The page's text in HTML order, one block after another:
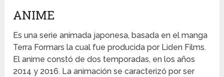
ANIME
Es una serie animada japonesa, basada en el manga
Terra Formars la cual fue producida por Liden Films.
El anime constó de dos temporadas, en los años
2014 y 2016. La animación se caracterizó por ser